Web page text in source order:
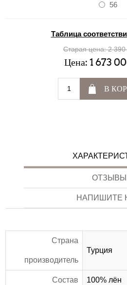
56
Таблица
Старая цена: 2 390
Цена: 1 673
В
ОТЗЫВЫ
НАПИШИТЕ
Страна
производитель
Турция
Состав 100% лён